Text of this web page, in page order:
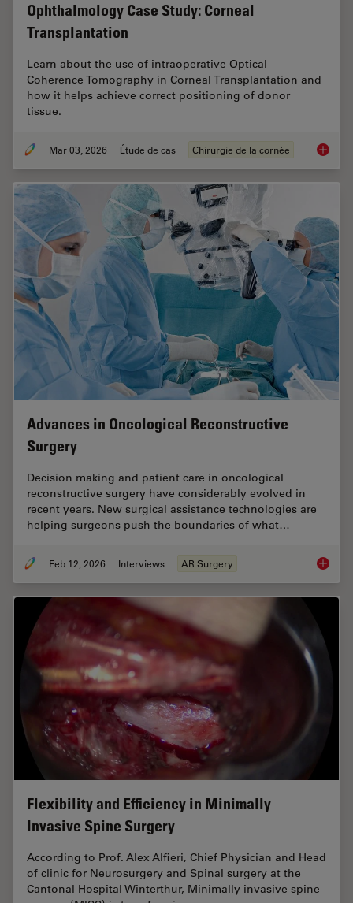
Ophthalmology Case Study: Corneal
Transplantation
Learn about the use of intraoperative Optical
Coherence Tomography in Corneal Transplantation and
how it helps achieve correct positioning of donor
tissue.
Mar 03, 2026 Étude de cas Chirurgie de la cornée
Advances in Oncological Reconstructive
Surgery
Decision making and patient care in oncological
reconstructive surgery have considerably evolved in
recent years. New surgical assistance technologies are
helping surgeons push the boundaries of what…
Feb 12, 2026 Interviews AR Surgery
Flexibility and Efficiency in Minimally
Invasive Spine Surgery
According to Prof. Alex Alfieri, Chief Physician and Head
of clinic for Neurosurgery and Spinal surgery at the
Cantonal Hospital Winterthur, Minimally invasive spine